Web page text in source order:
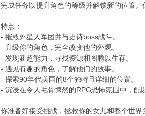
完成任务以提升角色的等级并解锁新的位置
特点：
- 摧毁外星人军团并与史诗boss战斗。
- 升级你的角色，完全改变他的外观。
- 发现新超能力，寻找资源和图腾以生存。
- 遇见有趣的角色，了解他们的故事。
- 探索90年代美国的8个独特且详细的位置。
- 沉浸在令人毛骨悚然的RPG恐怖氛围中，配
你准备好接受挑战，拯救你的女儿和整个世界